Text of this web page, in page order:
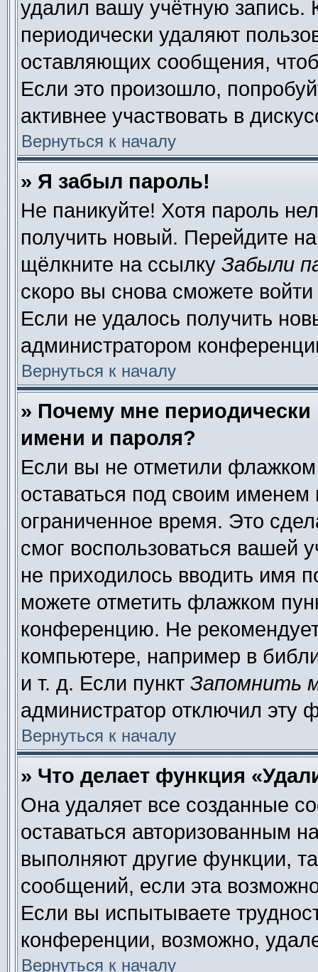
удалил вашу учётную запись.
периодически удаляют
оставляющих сообщения,
Если это произошло,
активнее участвовать в
Вернуться к началу
» Я забыл пароль!
Не паникуйте! Хотя пароль
получить новый. Перейдите
щёлкните на ссылку Забыли
скоро вы снова сможете
Если не удалось получить
администратором
Вернуться к началу
» Почему мне
имени и пароля?
Если вы не отметили
оставаться под своим
ограниченное время. Это
смог воспользоваться вашей
не приходилось вводить имя
можете отметить флажком
конференцию. Не
компьютере, например в
и т. д. Если пункт Запомнить
администратор отключил эту
Вернуться к началу
» Что делает функция
Она удаляет все созданные
оставаться авторизованным
выполняют другие функции,
сообщений, если эта
Если вы испытываете
конференции, возможно,
Вернуться к началу